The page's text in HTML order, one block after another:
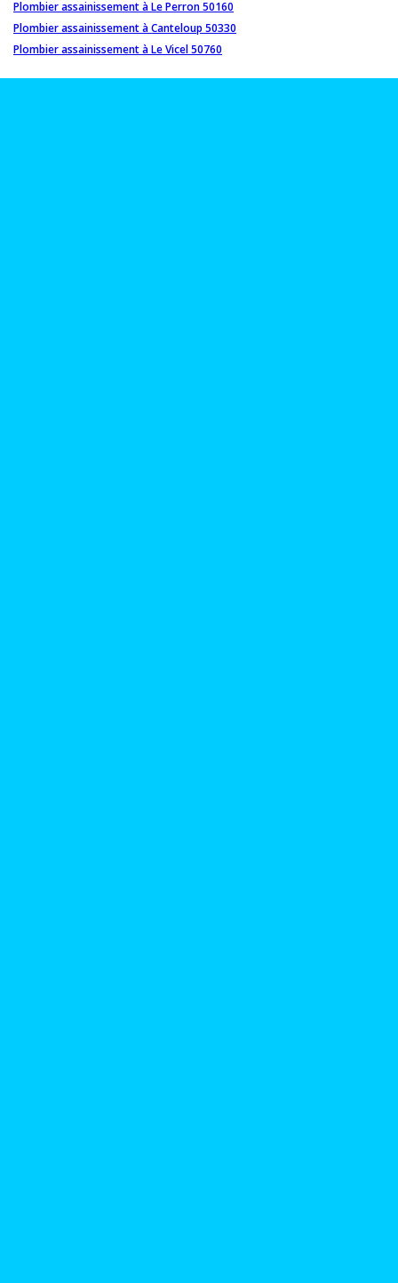
Plombier assainissement à Le Perron 50160
Plombier assainissement à Canteloup 50330
Plombier assainissement à Le Vicel 50760